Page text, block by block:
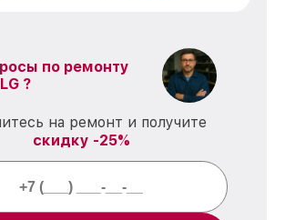
по ремонту
?
на ремонт и получите
скидку -25%